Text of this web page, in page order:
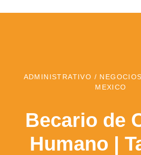
ADMINISTRATIVO / NEGOCIOS
MEXICO
Becario de
Humano |